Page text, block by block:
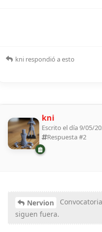
kni respondió a esto
kni
Escrito el día 9/05/
Respuesta #2
Nervion
siguen fuera.